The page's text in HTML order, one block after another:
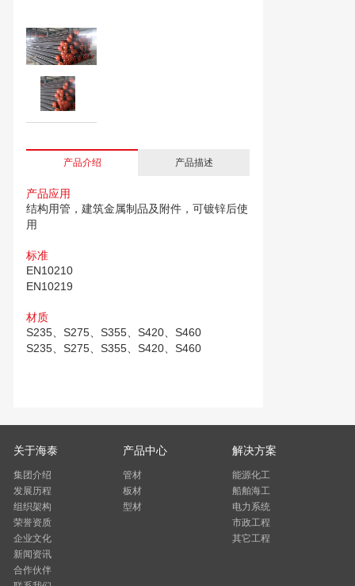
产品介绍 产品描述
产品应用
结构用管，建筑金属制品及附件，可镀锌后使
用
标准
EN10210
EN10219
材质
S235、S275、S355、S420、S460
S235、S275、S355、S420、S460
关于海泰
集团介绍
发展历程
组织架构
荣誉资质
企业文化
新闻资讯
合作伙伴
产品中心
管材
板材
型材
解决方案
能源化工
船舶海工
电力系统
市政工程
其它工程